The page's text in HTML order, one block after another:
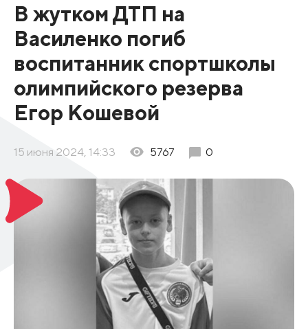
В жутком ДТП на
Василенко погиб
воспитанник спортшколы
олимпийского резерва
Егор Кошевой
15 июня 2024, 14:33 5767 0